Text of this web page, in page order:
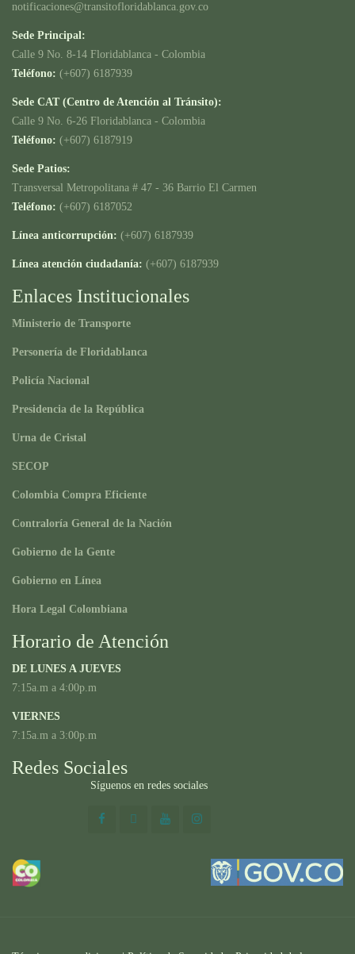
notificaciones@transitofloridablanca.gov.co
Sede Principal:
Calle 9 No. 8-14 Floridablanca - Colombia
Teléfono: (+607) 6187939
Sede CAT (Centro de Atención al Tránsito):
Calle 9 No. 6-26 Floridablanca - Colombia
Teléfono: (+607) 6187919
Sede Patios:
Transversal Metropolitana # 47 - 36 Barrio El Carmen
Teléfono: (+607) 6187052
Línea anticorrupción: (+607) 6187939
Línea atención ciudadanía: (+607) 6187939
Enlaces Institucionales
Ministerio de Transporte
Personería de Floridablanca
Policía Nacional
Presidencia de la República
Urna de Cristal
SECOP
Colombia Compra Eficiente
Contraloría General de la Nación
Gobierno de la Gente
Gobierno en Línea
Hora Legal Colombiana
Horario de Atención
DE LUNES A JUEVES
7:15a.m a 4:00p.m
VIERNES
7:15a.m a 3:00p.m
Redes Sociales
Síguenos en redes sociales